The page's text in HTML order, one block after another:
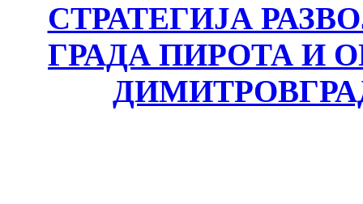
СТРАТЕГИЈА
ГРАДА ПИРОТА И